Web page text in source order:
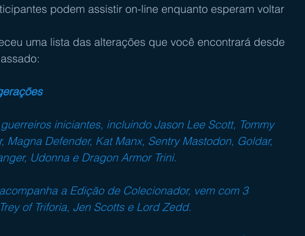
podem assistir on-line enquanto esperam voltar
uma lista das alterações que você encontrará desde
iniciantes, incluindo Jason Lee Scott, Tommy
Magna Defender, Kat Manx, Sentry Mastodon, Goldar,
Udonna e Dragon Armor Trini.
a Edição de Colecionador, vem com 3
of Triforia, Jen Scotts e Lord Zedd.